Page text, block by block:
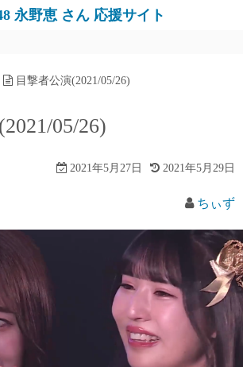
永野恵 さん 応援サイト
目撃者公演(2021/05/26)
05/26)
2021年5月27日 2021年5月29日
ちぃず